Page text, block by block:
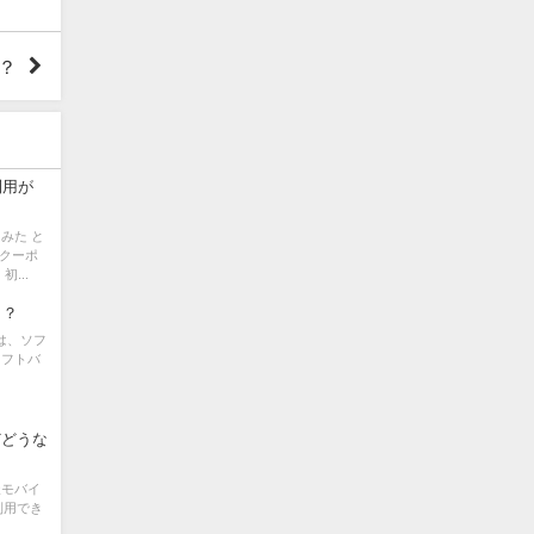
が
た と
ーポ
...
、ソフ
トバ
うな
バイ
でき